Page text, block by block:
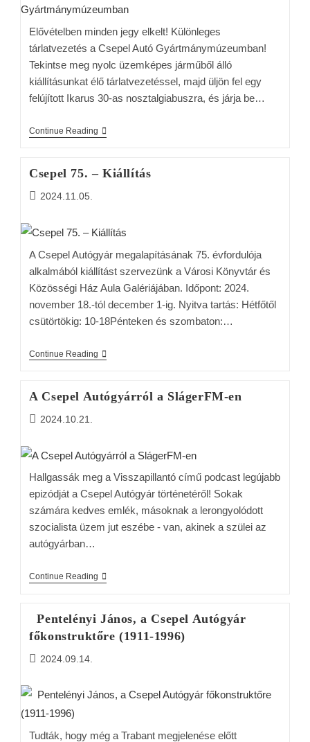
Elővételben minden jegy elkelt! Különleges
tárlatvezetés a Csepel Autó Gyártmánymúzeumban!
Tekintse meg nyolc üzemképes járműből álló
kiállításunkat élő tárlatvezetéssel, majd üljön fel egy
felújított Ikarus 30-as nosztalgiabuszra, és járja be…
Continue Reading
Csepel 75. – Kiállítás
2024.11.05.
A Csepel Autógyár megalapításának 75. évfordulója
alkalmából kiállítást szervezünk a Városi Könyvtár és
Közösségi Ház Aula Galériájában. Időpont: 2024.
november 18.-tól december 1-ig. Nyitva tartás: Hétfőtől
csütörtökig: 10-18Pénteken és szombaton:…
Continue Reading
A Csepel Autógyárról a SlágerFM-en
2024.10.21.
Hallgassák meg a Visszapillantó című podcast legújabb
epizódját a Csepel Autógyár történetéről! Sokak
számára kedves emlék, másoknak a lerongyolódott
szocialista üzem jut eszébe - van, akinek a szülei az
autógyárban…
Continue Reading
Pentelényi János, a Csepel Autógyár
főkonstruktőre (1911-1996)
2024.09.14.
Tudták, hogy még a Trabant megjelenése előtt